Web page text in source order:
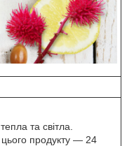
та світла.
продукту — 24